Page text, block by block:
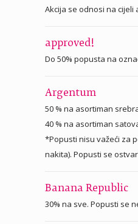
Akcija se odnosi na cijeli
approved!
Do 50% popusta na
Argentum
50 % na asortiman
40 % na asortiman
*Popusti nisu važeći za
nakita). Popusti se
Banana Republic
30% na sve. Popusti se